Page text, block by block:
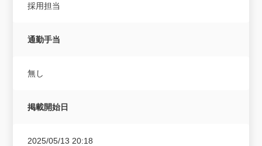
採用担当
通勤手当
無し
掲載開始日
2025/05/13 20:18